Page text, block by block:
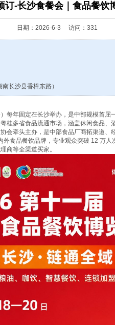
订-长沙食餐会｜食品餐饮
日期： 2026-6-3 访问：331
长沙县香樟东路）
每年固定在长沙举办，是中部规模首屈
桂多省食品流通市场，涵盖休闲食品、
会牵头主办，是中部食品厂商拓渠道、
食品餐饮品牌，专业观众突破 12 万
商等全渠道买家。